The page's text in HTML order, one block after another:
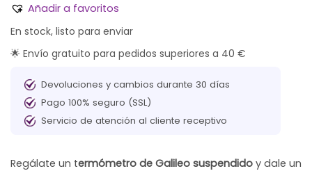
Añadir a favoritos
En stock, listo para enviar
🌟 Envío gratuito para pedidos superiores a 40 €
Devoluciones y cambios durante 30 días
Pago 100% seguro (SSL)
Servicio de atención al cliente receptivo
Regálate un termómetro de Galileo suspendido y dale un